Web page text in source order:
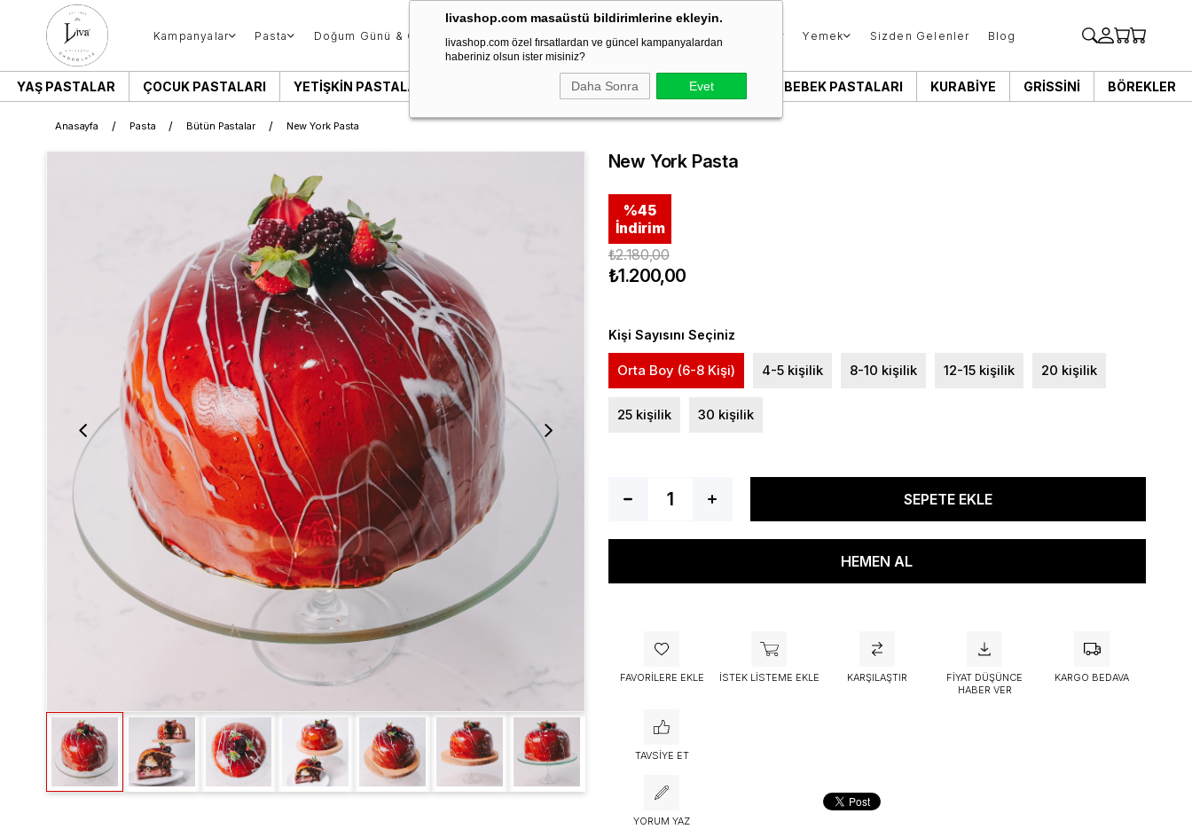
livashop.com masaüstü bildirimlerine ekleyin.
livashop.com özel fırsatlardan ve güncel kampanyalardan
haberiniz olsun ister misiniz?
Daha Sonra Evet
Kampanyalar Pasta Doğum Günü & Özel Gün Donut & Berliner Çikolata Tatlı & Kurabiye Yemek Sizden Gelenler Blog
YAŞ PASTALAR ÇOCUK PASTALARI YETIŞKIN PASTALARI SÖZ & NIŞAN PASTALARI BEBEK PASTALARI KURABIYE GRISSINI BÖREKLER
Anasayfa Pasta Bütün Pastalar New York Pasta
New York Pasta
%45
İndirim
₺2.180,00
₺1.200,00
Kişi Sayısını Seçiniz
Orta Boy (6-8 Kişi) 4-5 kişilik 8-10 kişilik 12-15 kişilik 20 kişilik
25 kişilik 30 kişilik
FAVORILERE EKLE İSTEK LISTEME EKLE KARŞILAŞTIR
FIYAT DÜŞÜNCE
HABER VER
KARGO BEDAVA
TAVSIYE ET
YORUM YAZ